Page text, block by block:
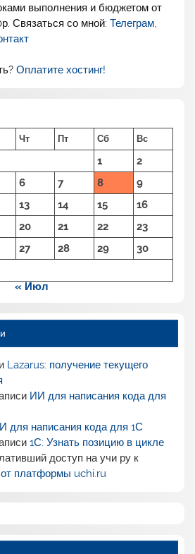
выполнения и бюджетом от
Связаться со мной:Телеграм,
Оплатите хостинг!
Чт Пт Сб Вс
1
2
6 7 8
9
13 14 15
16
20 21 22
23
27 28 29
30
« Июл
Lazarus: получение текущего
ИИ для написания кода для
для написания кода для 1С
1С: Узнать позицию в цикле
доступ на учи рук
платформы uchi.ru